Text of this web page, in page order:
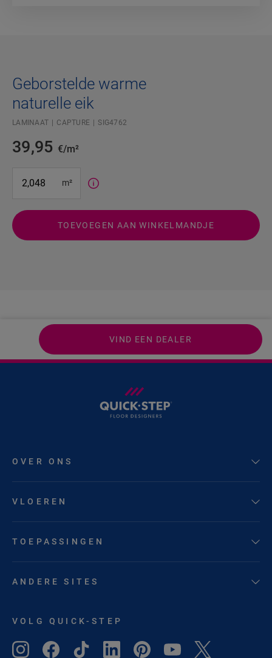
Geborstelde warme
naturelle eik
LAMINAAT CAPTURE SIG4762
39,95 €/m²
m²
TOEVOEGEN AAN WINKELMANDJE
VIND EEN DEALER
OVER ONS
VLOEREN
TOEPASSINGEN
ANDERE SITES
VOLG QUICK-STEP